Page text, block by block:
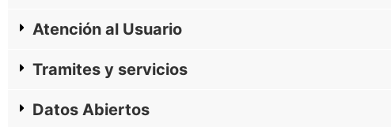
Atención al Usuario
Tramites y servicios
Datos Abiertos